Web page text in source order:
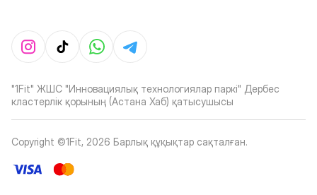
"1Fit" ЖШС "Инновациялық технологиялар паркі" Дербес
кластерлік қорының (Астана Хаб) қатысушысы
Copyright ©1Fit, 2026 Барлық құқықтар сақталған.